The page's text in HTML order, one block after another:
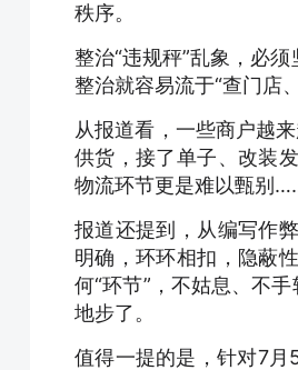
秩序。
整治“违规秤”乱象，必
整治就容易流于“查门店
从报道看，一些商户越
供货，接了单子、改装
物流环节更是难以甄别
报道还提到，从编写作
明确，环环相扣，隐蔽
何“环节”，不姑息、不
地步了。
值得一提的是，针对7